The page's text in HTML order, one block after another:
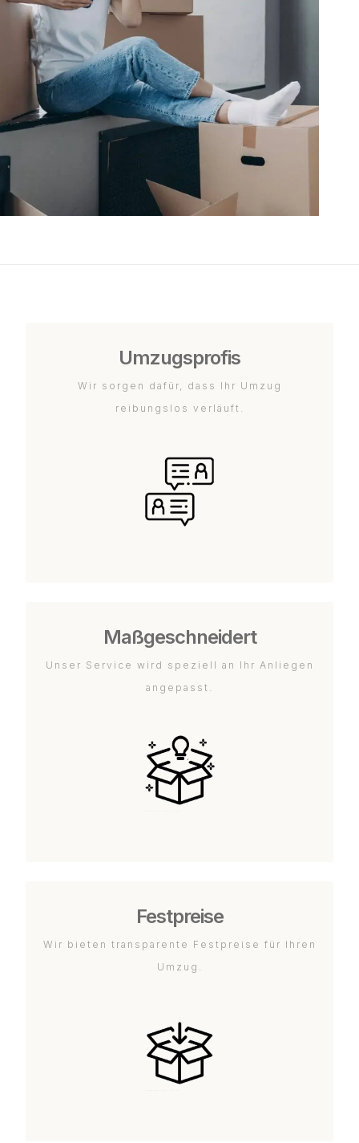
Umzugsprofis
Wir sorgen dafür, dass Ihr Umzug
reibungslos verläuft.
Maßgeschneidert
Unser Service wird speziell an Ihr Anliegen
angepasst.
Festpreise
Wir bieten transparente Festpreise für Ihren
Umzug.